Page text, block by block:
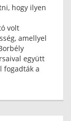
hogy ilyen
volt
amellyel
együtt
fogadták a